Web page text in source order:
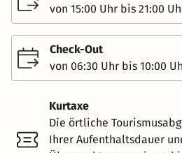
von 15:00 Uhr bis 21:00
Check-Out
von 06:30 Uhr bis 10:00
Kurtaxe
Die örtliche
Ihrer Aufenthaltsdauer